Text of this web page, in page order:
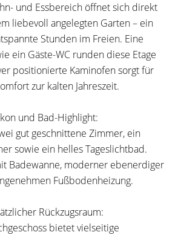
und Essbereich öffnet sich direkt
liebevoll angelegten Garten – ein
Stunden im Freien. Eine
ein Gäste-WC runden diese Etage
positionierte Kaminofen sorgt für
zur kalten Jahreszeit.
und Bad-Highlight:
gut geschnittene Zimmer, ein
sowie ein helles Tageslichtbad.
Badewanne, moderner ebenerdiger
Fußbodenheizung.
Rückzugsraum:
bietet vielseitige